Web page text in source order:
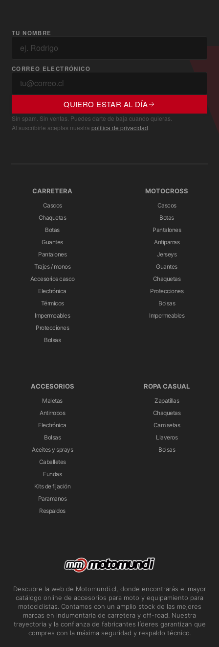
TU NOMBRE
CORREO ELECTRÓNICO
QUIERO ESTAR AL DÍA
Sin spam. Sin ventas. Puedes darte de baja cuando quieras.
Al suscribirte aceptas nuestra política de privacidad
CARRETERA
Cascos
Chaquetas
Botas
Guantes
Pantalones
Trajes / monos
Accesorios casco
Electrónica
Térmicos
Impermeables
Protecciones
Bolsas
MOTOCROSS
Cascos
Botas
Pantalones
Antiparras
Jerseys
Guantes
Chaquetas
Protecciones
Bolsas
Impermeables
ACCESORIOS
Maletas
Antirrobos
Electrónica
Bolsas
Aceites y sprays
Caballetes
Fundas
Kits de fijación
Paramanos
Respaldos
ROPA CASUAL
Zapatillas
Chaquetas
Camisetas
Llaveros
Bolsas
Descubre la web de Motomundi.cl, donde encontrarás el mayor
catálogo online de accesorios para moto y equipamiento para
motociclistas. Contamos con un amplio stock de las mejores
marcas en indumentaria de carretera y off-road. Nuestra
trayectoria y la confianza de fabricantes líderes garantizan que
compres con la máxima seguridad y respaldo técnico.